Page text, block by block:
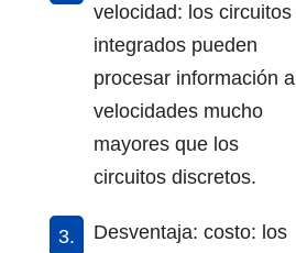
velocidad: los circuitos
integrados pueden
procesar información a
velocidades mucho
mayores que los
circuitos discretos.
Desventaja: costo: los